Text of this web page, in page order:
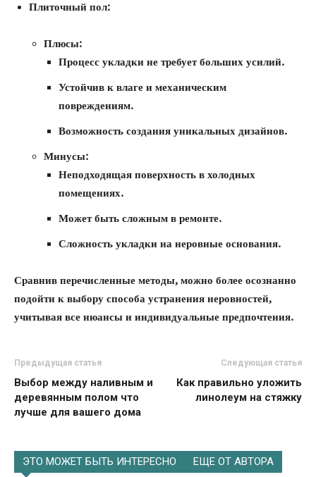
Плиточный пол:
Плюсы:
Процесс укладки не требует больших усилий.
Устойчив к влаге и механическим
повреждениям.
Возможность создания уникальных дизайнов.
Минусы:
Неподходящая поверхность в холодных
помещениях.
Может быть сложным в ремонте.
Сложность укладки на неровные основания.
Сравнив перечисленные методы, можно более осознанно
подойти к выбору способа устранения неровностей,
учитывая все нюансы и индивидуальные предпочтения.
Предыдущая статья
Выбор между наливным и
деревянным полом что
лучше для вашего дома
Следующая статья
Как правильно уложить
линолеум на стяжку
ЭТО МОЖЕТ БЫТЬ ИНТЕРЕСНО ЕЩЕ ОТ АВТОРА